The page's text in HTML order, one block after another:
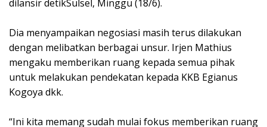
dilansir detikSulsel, Minggu (18/6).
Dia menyampaikan negosiasi masih terus dilakukan
dengan melibatkan berbagai unsur. Irjen Mathius
mengaku memberikan ruang kepada semua pihak
untuk melakukan pendekatan kepada KKB Egianus
Kogoya dkk.
“Ini kita memang sudah mulai fokus memberikan ruang